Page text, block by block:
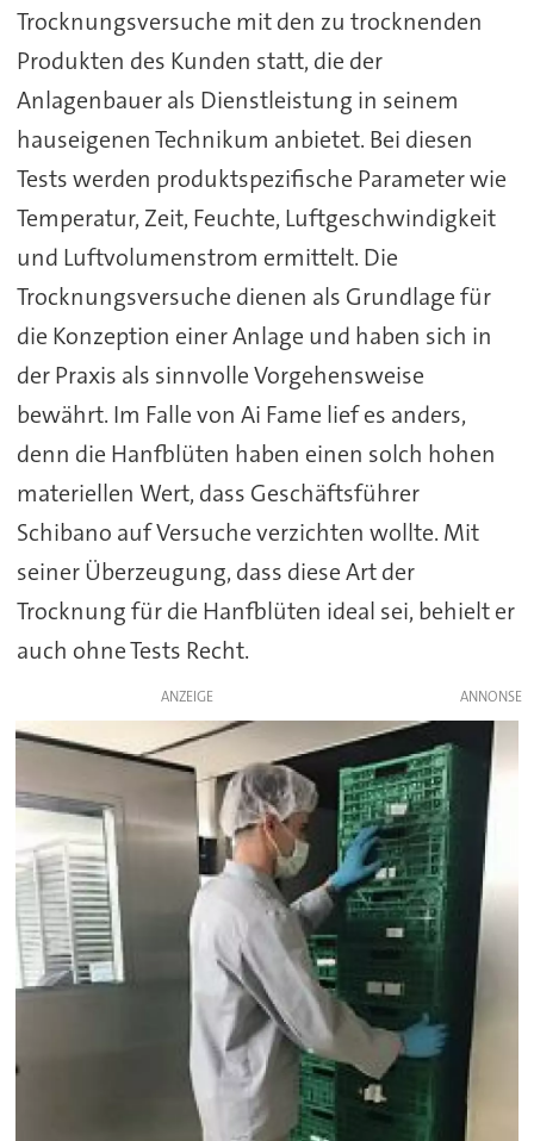
Trocknungsversuche mit den zu trocknenden
Produkten des Kunden statt, die der
Anlagenbauer als Dienstleistung in seinem
hauseigenen Technikum anbietet. Bei diesen
Tests werden produktspezifische Parameter wie
Temperatur, Zeit, Feuchte, Luftgeschwindigkeit
und Luftvolumenstrom ermittelt. Die
Trocknungsversuche dienen als Grundlage für
die Konzeption einer Anlage und haben sich in
der Praxis als sinnvolle Vorgehensweise
bewährt. Im Falle von Ai Fame lief es anders,
denn die Hanfblüten haben einen solch hohen
materiellen Wert, dass Geschäftsführer
Schibano auf Versuche verzichten wollte. Mit
seiner Überzeugung, dass diese Art der
Trocknung für die Hanfblüten ideal sei, behielt er
auch ohne Tests Recht.
ANZEIGE